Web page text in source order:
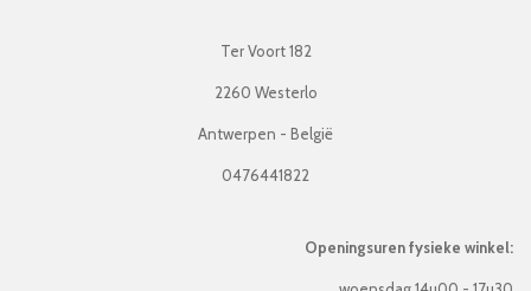
Ter Voort 182
2260 Westerlo
Antwerpen - België
0476441822
Openingsuren fysieke winkel: